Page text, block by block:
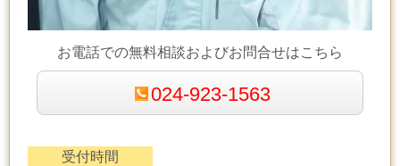
お電話での無料相談およびお問合せはこちら
024-923-1563
受付時間